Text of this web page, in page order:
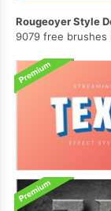
Rougeoyer Style
9079 free brushes